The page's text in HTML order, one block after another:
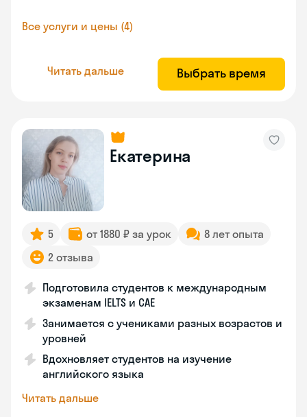
Все услуги и цены (4)
Читать дальше Выбрать время
Екатерина
5 от 1880 ₽ за урок
8 лет опыта
2 отзыва
Подготовила студентов к международным
экзаменам IELTS и CAE
Занимается с учениками разных возрастов и
уровней
Вдохновляет студентов на изучение
английского языка
Читать дальше